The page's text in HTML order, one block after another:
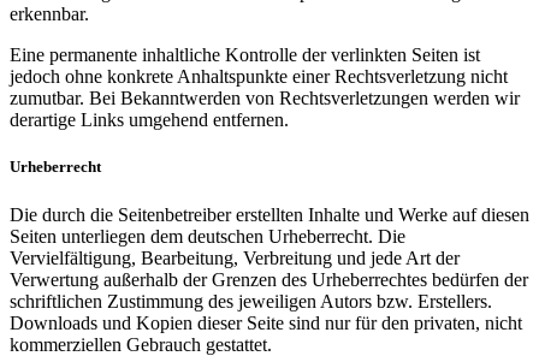
erkennbar.
Eine permanente inhaltliche Kontrolle der verlinkten Seiten ist
jedoch ohne konkrete Anhaltspunkte einer Rechtsverletzung nicht
zumutbar. Bei Bekanntwerden von Rechtsverletzungen werden wir
derartige Links umgehend entfernen.
Urheberrecht
Die durch die Seitenbetreiber erstellten Inhalte und Werke auf diesen
Seiten unterliegen dem deutschen Urheberrecht. Die
Vervielfältigung, Bearbeitung, Verbreitung und jede Art der
Verwertung außerhalb der Grenzen des Urheberrechtes bedürfen der
schriftlichen Zustimmung des jeweiligen Autors bzw. Erstellers.
Downloads und Kopien dieser Seite sind nur für den privaten, nicht
kommerziellen Gebrauch gestattet.